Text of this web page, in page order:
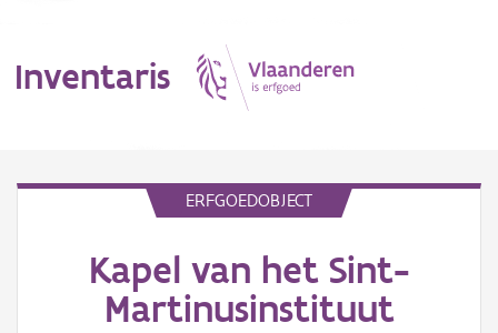
Inventaris
Erfgoedobject
Aanduidingsobject
ERFGOEDOBJECT
Kapel van het Sint-
Martinusinstituut